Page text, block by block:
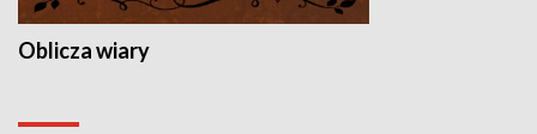
Oblicza wiary